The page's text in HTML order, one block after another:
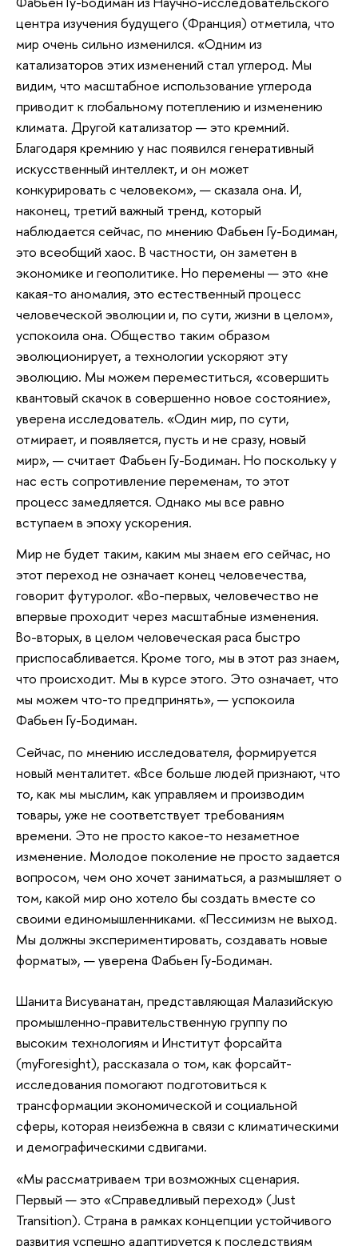
центра изучения будущего (Франция) отметила, что
мир очень сильно изменился. «Одним из
катализаторов этих изменений стал углерод. Мы
видим, что масштабное использование углерода
приводит к глобальному потеплению и изменению
климата. Другой катализатор — это кремний.
Благодаря кремнию у нас появился генеративный
искусственный интеллект, и он может
конкурировать с человеком», — сказала она. И,
наконец, третий важный тренд, который
наблюдается сейчас, по мнению Фабьен Гу-Бодиман,
это всеобщий хаос. В частности, он заметен в
экономике и геополитике. Но перемены — это «не
какая-то аномалия, это естественный процесс
человеческой эволюции и, по сути, жизни в целом»,
успокоила она. Общество таким образом
эволюционирует, а технологии ускоряют эту
эволюцию. Мы можем переместиться, «совершить
квантовый скачок в совершенно новое состояние»,
уверена исследователь. «Один мир, по сути,
отмирает, и появляется, пусть и не сразу, новый
мир», — считает Фабьен Гу-Бодиман. Но поскольку у
нас есть сопротивление переменам, то этот
процесс замедляется. Однако мы все равно
вступаем в эпоху ускорения.
Мир не будет таким, каким мы знаем его сейчас, но
этот переход не означает конец человечества,
говорит футуролог. «Во-первых, человечество не
впервые проходит через масштабные изменения.
Во-вторых, в целом человеческая раса быстро
приспосабливается. Кроме того, мы в этот раз знаем,
что происходит. Мы в курсе этого. Это означает, что
мы можем что-то предпринять», — успокоила
Фабьен Гу-Бодиман.
Сейчас, по мнению исследователя, формируется
новый менталитет. «Все больше людей признают, что
то, как мы мыслим, как управляем и производим
товары, уже не соответствует требованиям
времени. Это не просто какое-то незаметное
изменение. Молодое поколение не просто задается
вопросом, чем оно хочет заниматься, а размышляет о
том, какой мир оно хотело бы создать вместе со
своими единомышленниками. «Пессимизм не выход.
Мы должны экспериментировать, создавать новые
форматы», — уверена Фабьен Гу-Бодиман.
Шанита Висуванатан, представляющая Малазийскую
промышленно-правительственную группу по
высоким технологиям и Институт форсайта
(myForesight), рассказала о том, как форсайт-
исследования помогают подготовиться к
трансформации экономической и социальной
сферы, которая неизбежна в связи с климатическими
и демографическими сдвигами.
«Мы рассматриваем три возможных сценария.
Первый ­­— это «Справедливый переход» (Just
Transition). Страна в рамках концепции устойчивого
развития успешно адаптируется к последствиям